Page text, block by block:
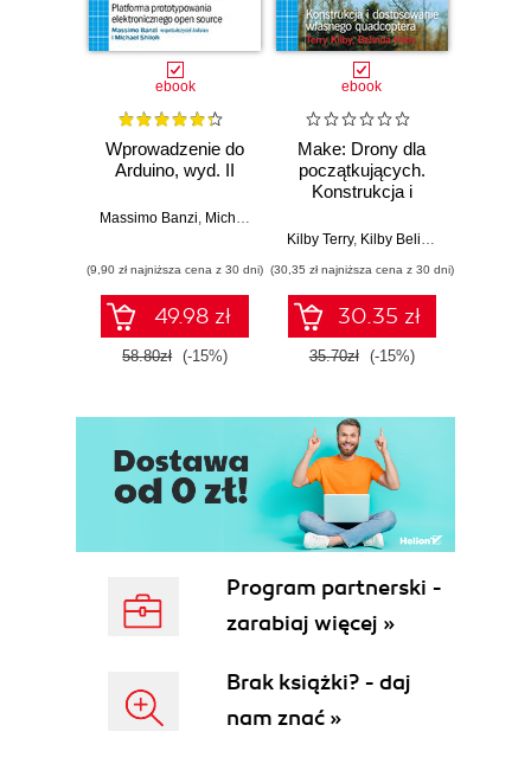
ebook
Wprowadzenie do
Arduino, wyd. II
Massimo Banzi, Michael Shiloh
(9,90 zł najniższa cena z 30 dni)
49.98 zł
58.80zł (-15%)
ebook
Make: Drony dla
początkujących.
Konstrukcja i
własnego
Kilby Terry, Kilby Belinda
(30,35 zł najniższa cena z 30 dni)
30.35 zł
35.70zł (-15%)
Program partnerski -
zarabiaj więcej »
Brak książki? - daj
nam znać »